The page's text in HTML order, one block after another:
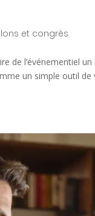
et congrès
de l’événementiel
un simple outil